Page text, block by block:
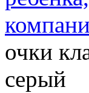
очки
серый